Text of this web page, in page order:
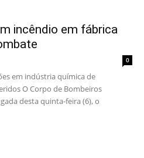
incêndio em fábrica
0
em indústria química de
O Corpo de Bombeiros
desta quinta-feira (6), o